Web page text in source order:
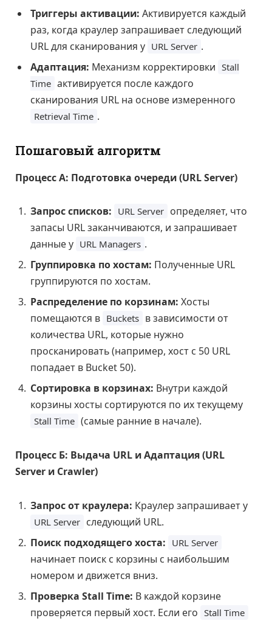
Триггеры активации: Активируется каждый
раз, когда краулер запрашивает следующий
URL для сканирования у URL Server .
Адаптация: Механизм корректировки Stall
Time активируется после каждого
сканирования URL на основе измеренного
Retrieval Time .
Пошаговый алгоритм
Процесс А: Подготовка очереди (URL Server)
Запрос списков: URL Server определяет, что
запасы URL заканчиваются, и запрашивает
данные у URL Managers .
Группировка по хостам: Полученные URL
группируются по хостам.
Распределение по корзинам: Хосты
помещаются в Buckets в зависимости от
количества URL, которые нужно
просканировать (например, хост с 50 URL
попадает в Bucket 50).
Сортировка в корзинах: Внутри каждой
корзины хосты сортируются по их текущему
Stall Time (самые ранние в начале).
Процесс Б: Выдача URL и Адаптация (URL
Server и Crawler)
Запрос от краулера: Краулер запрашивает у
URL Server следующий URL.
Поиск подходящего хоста: URL Server
начинает поиск с корзины с наибольшим
номером и движется вниз.
Проверка Stall Time: В каждой корзине
проверяется первый хост. Если его Stall Time